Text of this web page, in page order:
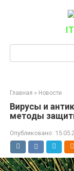
Главная » Новости
Вирусы и
методы
Опубликовано: